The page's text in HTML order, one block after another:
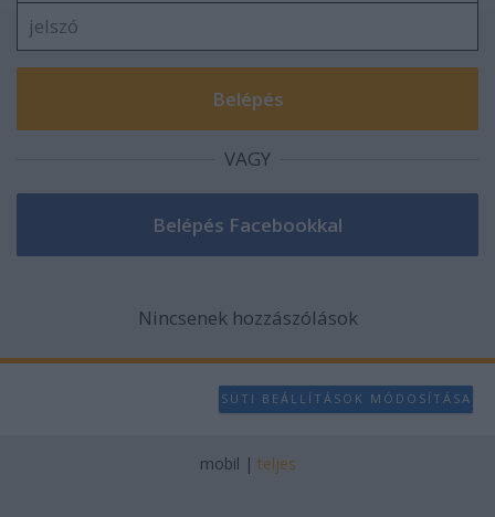
functionality and fraud prevention, and other
user protection.
VAGY
Nincsenek hozzászólások
SÜTI BEÁLLÍTÁSOK MÓDOSÍTÁSA
mobil | teljes